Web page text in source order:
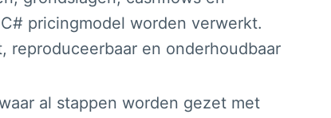
pricingmodel worden verwerkt.
reproduceerbaar en onderhoudbaar
al stappen worden gezet met